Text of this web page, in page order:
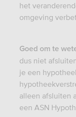
het
omgeving
Goed om te
dus niet
je een
alleen afsluiten
een ASN